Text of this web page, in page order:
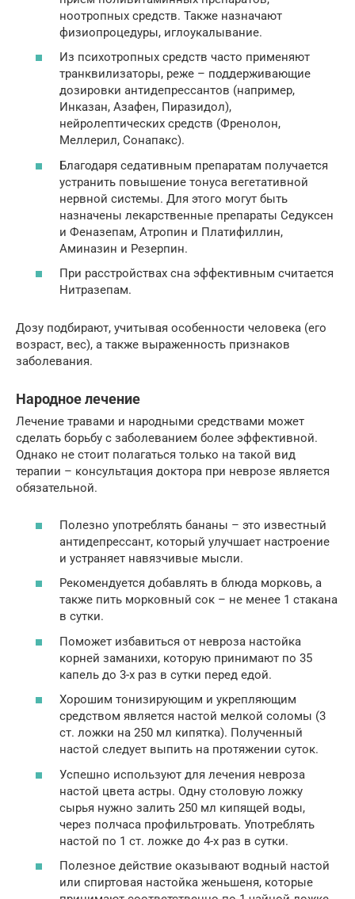
ноотропных средств. Также назначают
физиопроцедуры, иглоукалывание.
Из психотропных средств часто применяют
транквилизаторы, реже – поддерживающие
дозировки антидепрессантов (например,
Инказан, Азафен, Пиразидол),
нейролептических средств (Френолон,
Меллерил, Сонапакс).
Благодаря седативным препаратам получается
устранить повышение тонуса вегетативной
нервной системы. Для этого могут быть
назначены лекарственные препараты Седуксен
и Феназепам, Атропин и Платифиллин,
Аминазин и Резерпин.
При расстройствах сна эффективным считается
Нитразепам.
Дозу подбирают, учитывая особенности человека (его
возраст, вес), а также выраженность признаков
заболевания.
Народное лечение
Лечение травами и народными средствами может
сделать борьбу с заболеванием более эффективной.
Однако не стоит полагаться только на такой вид
терапии – консультация доктора при неврозе является
обязательной.
Полезно употреблять бананы – это известный
антидепрессант, который улучшает настроение
и устраняет навязчивые мысли.
Рекомендуется добавлять в блюда морковь, а
также пить морковный сок – не менее 1 стакана
в сутки.
Поможет избавиться от невроза настойка
корней заманихи, которую принимают по 35
капель до 3-х раз в сутки перед едой.
Хорошим тонизирующим и укрепляющим
средством является настой мелкой соломы (3
ст. ложки на 250 мл кипятка). Полученный
настой следует выпить на протяжении суток.
Успешно используют для лечения невроза
настой цвета астры. Одну столовую ложку
сырья нужно залить 250 мл кипящей воды,
через полчаса профильтровать. Употреблять
настой по 1 ст. ложке до 4-х раз в сутки.
Полезное действие оказывают водный настой
или спиртовая настойка женьшеня, которые